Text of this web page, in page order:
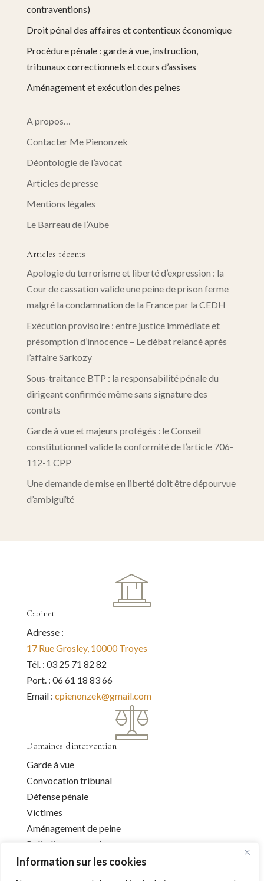
Information sur les cookies
contraventions)
Droit pénal des affaires et contentieux économique
Procédure pénale : garde à vue, instruction,
tribunaux correctionnels et cours d’assises
Aménagement et exécution des peines
A propos…
Contacter Me Pienonzek
Déontologie de l’avocat
Articles de presse
Mentions légales
Le Barreau de l’Aube
Articles récents
Apologie du terrorisme et liberté d’expression : la
Cour de cassation valide une peine de prison ferme
malgré la condamnation de la France par la CEDH
Exécution provisoire : entre justice immédiate et
présomption d’innocence – Le débat relancé après
l’affaire Sarkozy
Sous-traitance BTP : la responsabilité pénale du
dirigeant confirmée même sans signature des
contrats
Garde à vue et majeurs protégés : le Conseil
constitutionnel valide la conformité de l’article 706-
112-1 CPP
Une demande de mise en liberté doit être dépourvue
d’ambiguïté
Cabinet
Adresse :
17 Rue Grosley, 10000 Troyes
Tél. : 03 25 71 82 82
Port. : 06 61 18 83 66
Email : cpienonzek@gmail.com
Domaines d'intervention
Garde à vue
Convocation tribunal
Défense pénale
Victimes
Aménagement de peine
Préjudice corporel